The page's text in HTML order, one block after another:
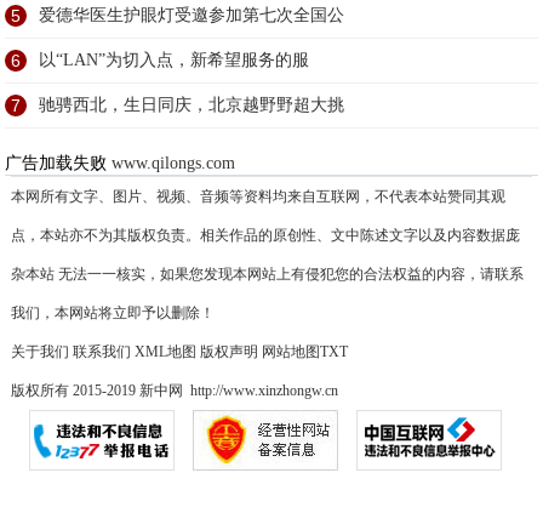
5 爱德华医生护眼灯受邀参加第七次全国公
6 以“LAN”为切入点，新希望服务的服
7 驰骋西北，生日同庆，北京越野野超大挑
广告加载失败www.qilongs.com
本网所有文字、图片、视频、音频等资料均来自互联网，不代表本站赞同其观
点，本站亦不为其版权负责。相关作品的原创性、文中陈述文字以及内容数据庞
杂本站 无法一一核实，如果您发现本网站上有侵犯您的合法权益的内容，请联系
我们，本网站将立即予以删除！
关于我们 联系我们 XML地图 版权声明 网站地图TXT
版权所有 2015-2019 新中网 http://www.xinzhongw.cn